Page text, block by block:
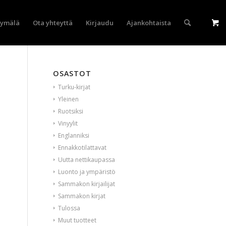
Ota yhteyttä Kirjaudu Ajankohtaista
OSASTOT
Turku-kirjat
Yleinen
Ruotsiksi
Vinyylit
Englanniksi
Ennakkotilattavat
Uutta nettikaupassa
Luonto ja ympäristö
Sammakon kirjailijat
Sammakon kirjat
Tulossa
Muut tuotteet